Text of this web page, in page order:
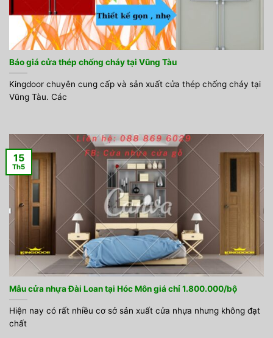
Báo giá cửa thép chống cháy tại Vũng Tàu
Kingdoor chuyên cung cấp và sản xuất cửa thép chống cháy tại
Vũng Tàu. Các
Mẫu cửa nhựa Đài Loan tại Hóc Môn giá chỉ 1.800.000/bộ
Hiện nay có rất nhiều cơ sở sản xuất cửa nhựa nhưng không đạt
chất
15
Th5